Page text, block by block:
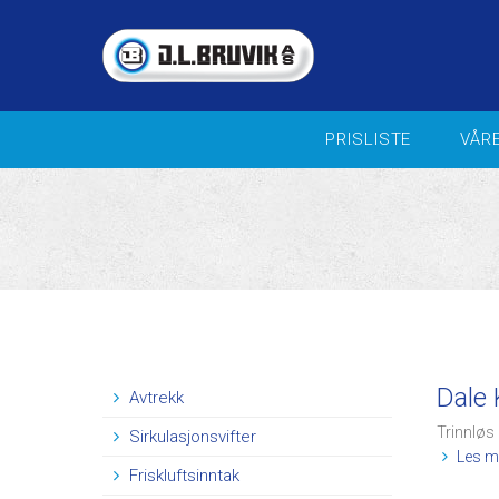
PRISLISTE
Aksialvifter
Kammervifte
Blande- og sirkulasjonsvifter
Avtrekk
Sirkulasjonsvifter
Friskluftsinntak
Dale
Trinnløs
Les